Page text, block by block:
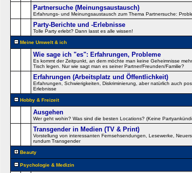
Partnersuche (Meinungsaustausch)
Erfahrungs- und Meinungsaustausch zum Thema Partnersuche:
Party-Berichte und -Erlebnisse
Tolle Party erlebt? Dann lasst es alle wissen!
Meine Umwelt & ich
Wie sage ich "es": Erfahrungen, Probleme
Es kommt der Zeitpunkt, an dem möchte man keine Geheimnisse
Tisch legen. Nur wie sagt man es seiner Partner/Freunden/Familie?
Erfahrungen (Arbeitsplatz und Öffentlichkeit)
Erfahrungen, Schwierigkeiten, Diskriminierung, aber natürlich auch
Erlebnisse
Hobby & Freizeit
Ausgehen
Wer geht wohin? Was sind die besten Locations? (Keine
Transgender in Medien (TV & Print)
Vorstellung von interessanten Fernsehsendungen, Lesewerke,
rundum Transgender
Beauty
Psychologie & Medizin